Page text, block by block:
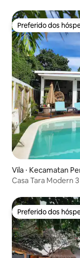
Preferido dos
Preferido dos
Vila ⋅ Kecamatan
Casa Tara Modern
Preferido dos
Preferido dos